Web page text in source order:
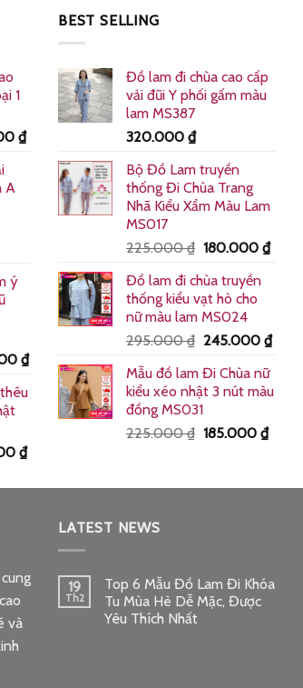
1
₫.
₫Giá
370.000 ₫.
A
ý
₫.
₫Giá
tại
₫Giá
tại
245.000 ₫.
BEST SELLING
Đồ lam đi chùa cao cấp
vải đũi Y phối gấm màu
lam MS387
320.000 ₫
Bộ Đồ Lam truyền
thống Đi Chùa Trang
Nhã Kiểu Xẩm Màu Lam
MS017
225.000₫ Giá
là:
225.000 ₫.
180.000 ₫Giá
Đồ lam đi chùa truyền
thống kiểu vạt hò cho
nữ màu lam MS024
295.000₫ Giá
là:
295.000 ₫.
245.000 ₫Giá
là:
Mẫu đồ lam Đi Chùa nữ
kiểu xéo nhật 3 nút màu
đồng MS031
225.000₫ Giá
225.000 ₫.
185.000 ₫Giá
là:
và
LATEST NEWS
19
Th2
Top 6 Mẫu Đồ Lam Đi Khóa
Tu Mùa Hè Dễ Mặc, Được
Yêu Thích Nhất